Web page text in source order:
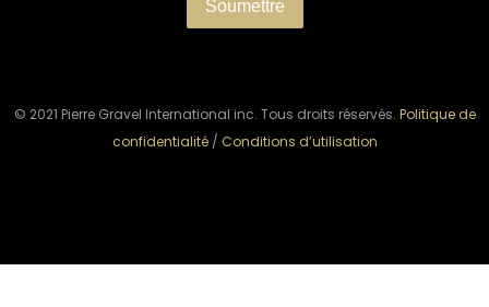
© 2021 Pierre Gravel International inc. Tous droits réservés. Politique de
confidentialité/ Conditions d’utilisation